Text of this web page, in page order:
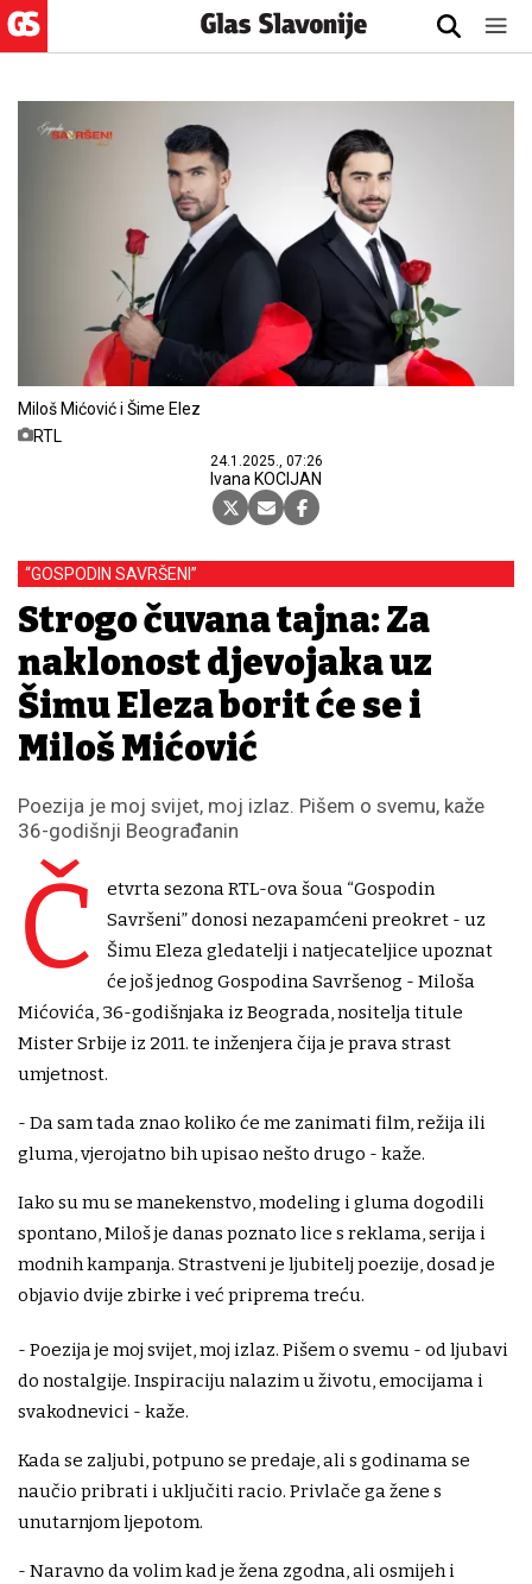
Miloš Mićović i Šime Elez
RTL
24.1.2025., 07:26
Ivana KOCIJAN
“GOSPODIN SAVRŠENI”
Strogo čuvana tajna: Za
naklonost djevojaka uz
Šimu Eleza borit će se i
Miloš Mićović
Poezija je moj svijet, moj izlaz. Pišem o svemu, kaže
36-godišnji Beograđanin
Č
etvrta sezona RTL-ova šoua “Gospodin
Savršeni” donosi nezapamćeni preokret - uz
Šimu Eleza gledatelji i natjecateljice upoznat
će još jednog Gospodina Savršenog - Miloša
Mićovića, 36-godišnjaka iz Beograda, nositelja titule
Mister Srbije iz 2011. te inženjera čija je prava strast
umjetnost.
- Da sam tada znao koliko će me zanimati film, režija ili
gluma, vjerojatno bih upisao nešto drugo - kaže.
Iako su mu se manekenstvo, modeling i gluma dogodili
spontano, Miloš je danas poznato lice s reklama, serija i
modnih kampanja. Strastveni je ljubitelj poezije, dosad je
objavio dvije zbirke i već priprema treću.
- Poezija je moj svijet, moj izlaz. Pišem o svemu - od ljubavi
do nostalgije. Inspiraciju nalazim u životu, emocijama i
svakodnevici - kaže.
Kada se zaljubi, potpuno se predaje, ali s godinama se
naučio pribrati i uključiti racio. Privlače ga žene s
unutarnjom ljepotom.
- Naravno da volim kad je žena zgodna, ali osmijeh i